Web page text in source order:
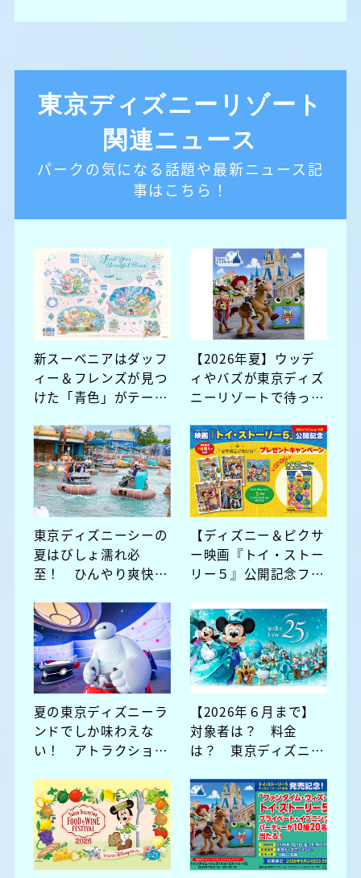
東京ディズニーリゾート
関連ニュース
パークの気になる話題や最新ニュース記
事はこちら！
新スーベニアはダッフ
ィー＆フレンズが見つ
けた「青色」がテー
ンがかわいい♡
【2026年夏】ウッデ
ィやバズが東京ディズ
ニーリゾートで待って
ャルメニューも
東京ディズニーシーの
夏はびしょ濡れ必
至！ ひんやり爽快グ
【ディズニー＆ピクサ
ー映画『トイ・ストー
リー５』公開記念フェ
東京ディズニーリゾー
ト®・パークチケット
（ペア）やグッズを当
てよう！
夏の東京ディズニーラ
ンドでしか味わえな
い！ アトラクション
イド
【2026年６月まで】
対象者は？ 料金
は？ 東京ディズニー
ィークデーパスポート
（期間限定）〉を徹底
解説